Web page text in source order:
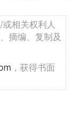
相关权利人
摘编、复制及
，获得书面